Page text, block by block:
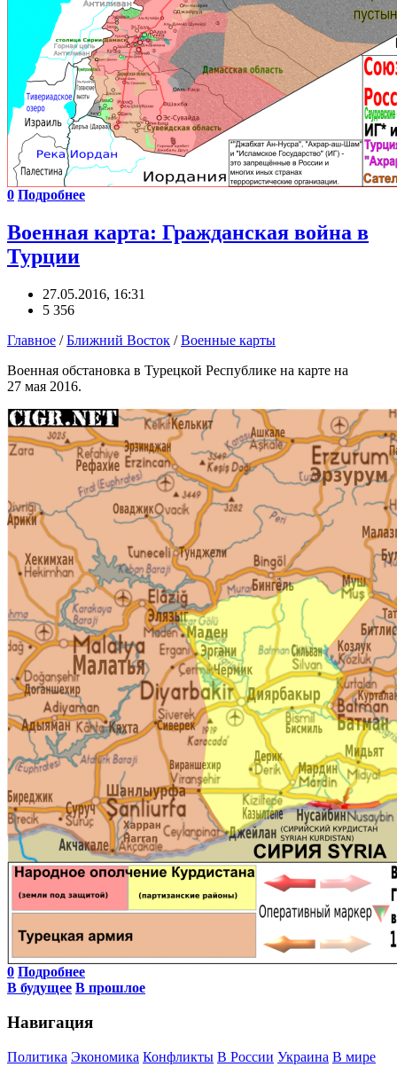
0 Подробнее
Военная карта: Гражданская война в
Турции
27.05.2016, 16:31
5 356
Главное /Ближний Восток /Военные карты
Военная обстановка в Турецкой Республике на карте на
27 мая 2016.
0 Подробнее
В будущее В прошлое
Навигация
Политика Экономика Конфликты В России Украина В мире